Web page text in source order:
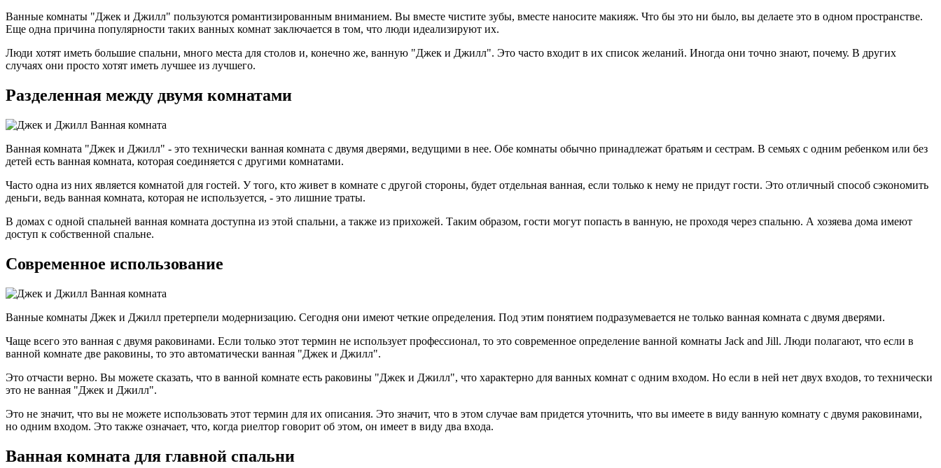
Ванные комнаты "Джек и Джилл" пользуются романтизированным вниманием. Вы вместе чистите зубы, вместе наносите макияж. Что бы это ни было, вы делаете это в одном пространстве.
Еще одна причина популярности таких ванных комнат заключается в том, что люди идеализируют их.
Люди хотят иметь большие спальни, много места для столов и, конечно же, ванную "Джек и Джилл". Это часто входит в их список желаний. Иногда они точно знают, почему. В других
случаях они просто хотят иметь лучшее из лучшего.
Разделенная между двумя комнатами
Ванная комната "Джек и Джилл" - это технически ванная комната с двумя дверями, ведущими в нее. Обе комнаты обычно принадлежат братьям и сестрам. В семьях с одним ребенком или без
детей есть ванная комната, которая соединяется с другими комнатами.
Часто одна из них является комнатой для гостей. У того, кто живет в комнате с другой стороны, будет отдельная ванная, если только к нему не придут гости. Это отличный способ сэкономить
деньги, ведь ванная комната, которая не используется, - это лишние траты.
В домах с одной спальней ванная комната доступна из этой спальни, а также из прихожей. Таким образом, гости могут попасть в ванную, не проходя через спальню. А хозяева дома имеют
доступ к собственной спальне.
Современное использование
Ванные комнаты Джек и Джилл претерпели модернизацию. Сегодня они имеют четкие определения. Под этим понятием подразумевается не только ванная комната с двумя дверями.
Чаще всего это ванная с двумя раковинами. Если только этот термин не использует профессионал, то это современное определение ванной комнаты Jack and Jill. Люди полагают, что если в
ванной комнате две раковины, то это автоматически ванная "Джек и Джилл".
Это отчасти верно. Вы можете сказать, что в ванной комнате есть раковины "Джек и Джилл", что характерно для ванных комнат с одним входом. Но если в ней нет двух входов, то технически
это не ванная "Джек и Джилл".
Это не значит, что вы не можете использовать этот термин для их описания. Это значит, что в этом случае вам придется уточнить, что вы имеете в виду ванную комнату с двумя раковинами,
но одним входом. Это также означает, что, когда риелтор говорит об этом, он имеет в виду два входа.
Ванная комната для главной спальни